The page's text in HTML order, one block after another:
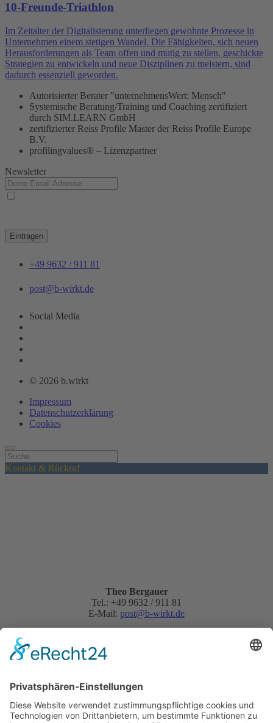
10-Freunde-Triathlon
Im Zeitalter der Digitalisierung unterliegen gewohnte Prozesse in
Unternehmen einem stetigen Wandel. Die Fähigkeiten, sich neuen
Herausforderungen als Team offen und mutig zu stellen, geschickte
Strategien zu entwickeln und neue Disziplinen zu meistern, sind
dadurch essenziell geworden.
Autorisierter Berater "unternehmensWert: Mensch"
Systemische Beratung/Training und Coaching zertifiziert
durch SIM.LEARN GmbH
zertifizierter Reiss Profile Master der Reiss Profile Europe
B.V.
profilingvalues® – Lizenzpartner
Newsletter
Eintragen
+49 9632 / 911 81
post@b-wirkt.de
Social Media
© 2026 b.wirkt
Impressum
Datenschutzerklärung
Cookies
Kontakt & Rückruf
Theo Bergauer
Tel.: +49 9632 / 911 81
E-Mail: post@b-wirkt.de